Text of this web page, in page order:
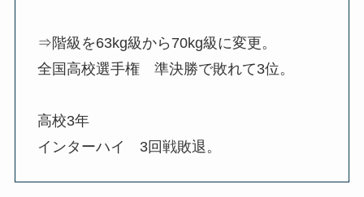
⇒階級を63kg級から70kg級に変更。
全国高校選手権 準決勝で敗れて3位。
高校3年
インターハイ 3回戦敗退。